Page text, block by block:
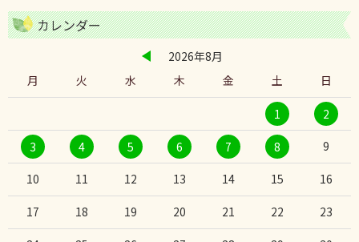
カレンダー
2026年8月
月
火 水 木 金 土 日
1 2
3 4 5 6 7 8 9
10 11 12 13 14 15 16
17 18 19 20 21 22 23